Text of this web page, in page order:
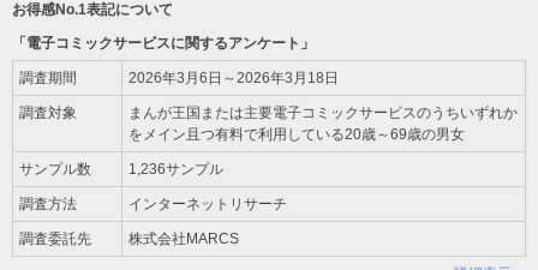
お得感No.1表記について
「電子コミックサービスに関するアンケート」
調査期間 2026年3月6日～2026年3月18日
調査対象
まんが王国または主要電子コミックサービスのうちいずれか
をメイン且つ有料で利用している20歳～69歳の男女
サンプル数 1,236サンプル
調査方法 インターネットリサーチ
調査委託先 株式会社MARCS